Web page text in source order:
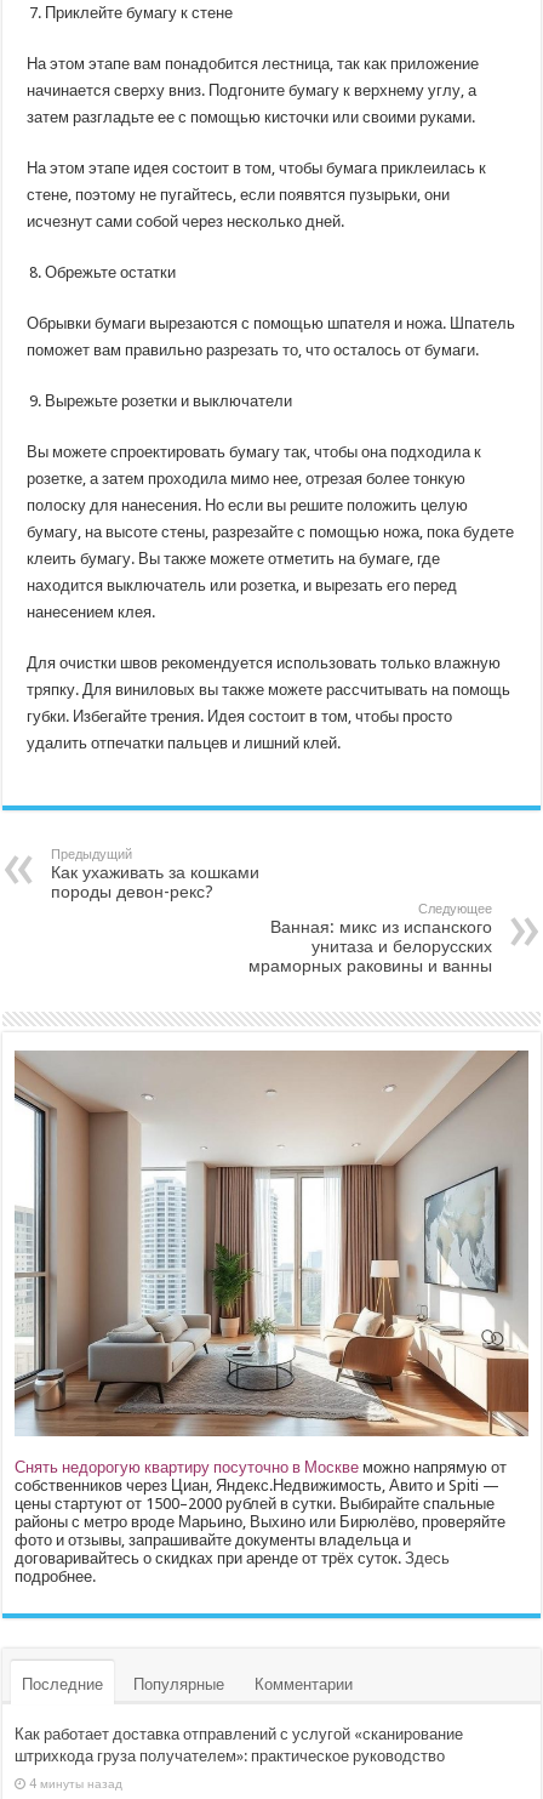
Приклейте бумагу к стене
На этом этапе вам понадобится лестница, так как приложение
начинается сверху вниз. Подгоните бумагу к верхнему углу, а
затем разгладьте ее с помощью кисточки или своими руками.
На этом этапе идея состоит в том, чтобы бумага приклеилась к
стене, поэтому не пугайтесь, если появятся пузырьки, они
исчезнут сами собой через несколько дней.
Обрежьте остатки
Обрывки бумаги вырезаются с помощью шпателя и ножа. Шпатель
поможет вам правильно разрезать то, что осталось от бумаги.
Вырежьте розетки и выключатели
Вы можете спроектировать бумагу так, чтобы она подходила к
розетке, а затем проходила мимо нее, отрезая более тонкую
полоску для нанесения. Но если вы решите положить целую
бумагу, на высоте стены, разрезайте с помощью ножа, пока будете
клеить бумагу. Вы также можете отметить на бумаге, где
находится выключатель или розетка, и вырезать его перед
нанесением клея.
Для очистки швов рекомендуется использовать только влажную
тряпку. Для виниловых вы также можете рассчитывать на помощь
губки. Избегайте трения. Идея состоит в том, чтобы просто
удалить отпечатки пальцев и лишний клей.
Предыдущий
Как ухаживать за кошками
породы девон-рекс?
Следующее
Ванная: микс из испанского
унитаза и белорусских
мраморных раковины и ванны
Снять недорогую квартиру посуточно в Москве можно напрямую от
собственников через Циан, Яндекс.Недвижимость, Авито и Spiti —
цены стартуют от 1500–2000 рублей в сутки. Выбирайте спальные
районы с метро вроде Марьино, Выхино или Бирюлёво, проверяйте
фото и отзывы, запрашивайте документы владельца и
договаривайтесь о скидках при аренде от трёх суток.Здесь
подробнее.
Последние Популярные Комментарии
Как работает доставка отправлений с услугой «сканирование
штрихкода груза получателем»: практическое руководство
4 минуты назад